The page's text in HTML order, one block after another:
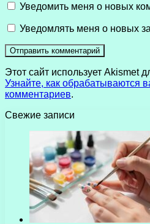
Уведомить меня о новых
Уведомлять меня о новых
Этот сайт использует Akismet
Узнайте, как обрабатываются
комментариев.
Свежие записи